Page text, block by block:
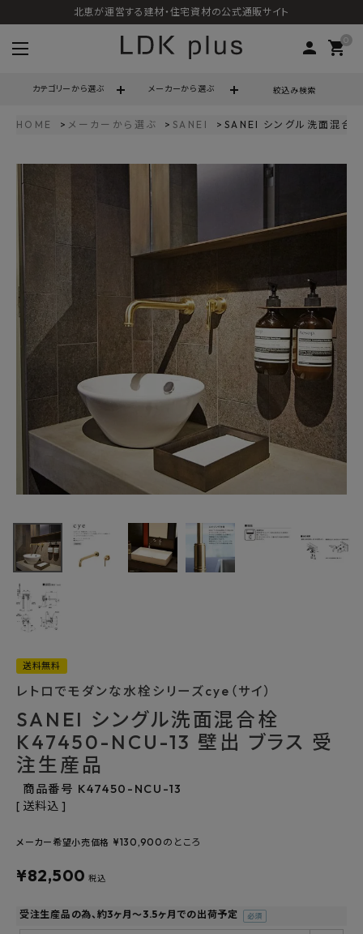
北恵が運営する建材・住宅資材の公式通販サイト
person 0
shopping_cart
カテゴリーから選ぶ メーカーから選ぶ 絞込み検索
call
営業時間 - 10:00～17:00（定休日 - 土日祝）
ようこそ ゲスト 様
ログイン person 会員登録
最近チェックした商品
SANEI シングル
13 壁出 ブラス 受
注生産品
(税込)
FAX注文はこちらから
カテゴリーから選ぶ
メーカーから選ぶ
よくあるご質問
お問い合わせ
特定商取引法について
プライバシーポリシー
HOME メーカーから選ぶ SANEI SANEI シングル洗面混
送料無料
レトロでモダンな水栓シリーズcye（サイ）
SANEI シングル洗面混合栓
K47450-NCU-13 壁出 ブラス 受
注生産品
商品番号 K47450-NCU-13
送料込
メーカー希望小売価格 ¥130,900 のところ
¥82,500 税込
受注生産品の為、約3ヶ月～3.5ヶ月での出荷予定
(必